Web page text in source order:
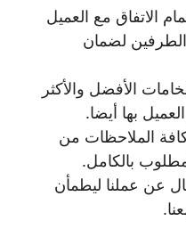
الاتفاق مع العميل
الطرفين لضمان
الأفضل والأكثر
بها أيضا.
كافة الملاحظات من
بالكامل.
عن عملنا ليطمأن